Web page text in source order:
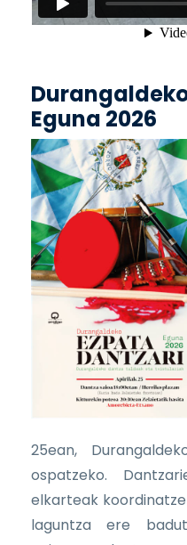
Eguna 2026
25ean,
ospatzeko.
elkarteak
laguntza ere